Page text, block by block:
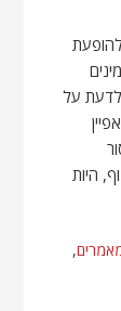
לדעת על
היות
,